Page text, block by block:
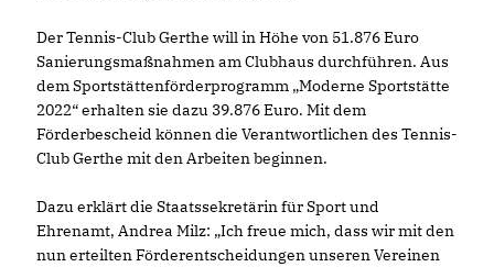
Der Tennis-Club Gerthe will in Höhe von 51.876 Euro
Sanierungsmaßnahmen am Clubhaus durchführen. Aus
dem Sportstättenförderprogramm „Moderne Sportstätte
2022“ erhalten sie dazu 39.876 Euro. Mit dem
Förderbescheid können die Verantwortlichen des Tennis-
Club Gerthe mit den Arbeiten beginnen.
Dazu erklärt die Staatssekretärin für Sport und
Ehrenamt, Andrea Milz: „Ich freue mich, dass wir mit den
nun erteilten Förderentscheidungen unseren Vereinen